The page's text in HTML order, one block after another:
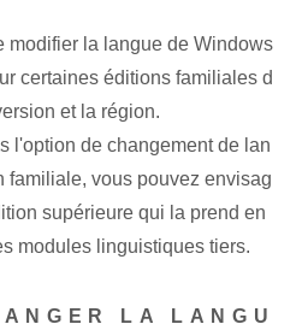
modifier la langue de Windows
certaines éditions familiales d
et la région.
l'option de changement de lan
familiale, vous pouvez envisag
supérieure qui la prend en
modules linguistiques tiers.
LA LANGU